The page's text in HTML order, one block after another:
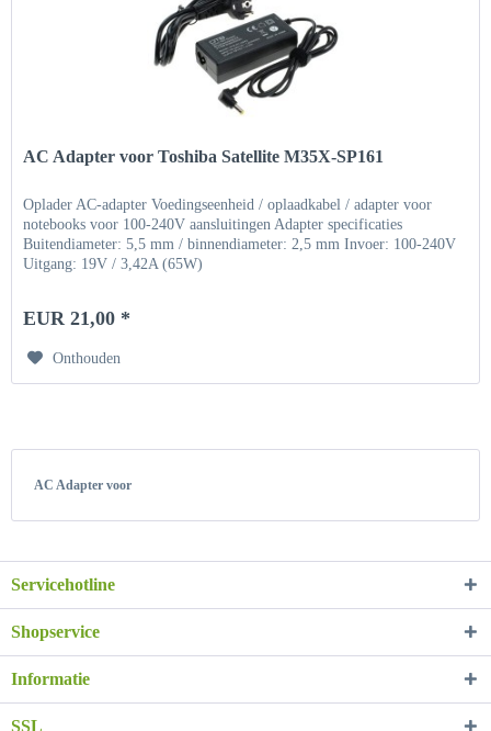
AC Adapter voor Toshiba Satellite M35X-SP161
Oplader AC-adapter Voedingseenheid / oplaadkabel / adapter voor
notebooks voor 100-240V aansluitingen Adapter specificaties
Buitendiameter: 5,5 mm / binnendiameter: 2,5 mm Invoer: 100-240V
Uitgang: 19V / 3,42A (65W)
EUR 21,00 *
Onthouden
AC Adapter voor
Servicehotline
Shopservice
Informatie
SSL